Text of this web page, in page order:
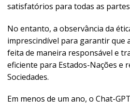
satisfatórios para todas as
No entanto, a observância da
imprescindível para garantir que
feita de maneira responsável e
eficiente para Estados-Nações e
Sociedades.
Em menos de um ano, o Chat-